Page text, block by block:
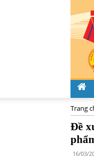
Trang
Đề
16/03/